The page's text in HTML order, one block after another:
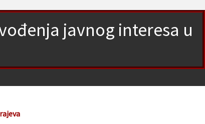
javnog interesa u